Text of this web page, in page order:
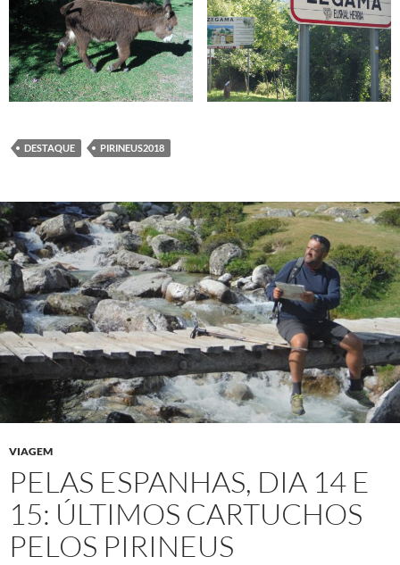
DESTAQUE PIRINEUS2018
VIAGEM
PELAS ESPANHAS, DIA 14 E
15: ÚLTIMOS CARTUCHOS
PELOS PIRINEUS